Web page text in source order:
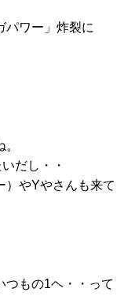
パワー」炸裂に
だし・・
）やYやさんも来て
つもの1ヘ・・って